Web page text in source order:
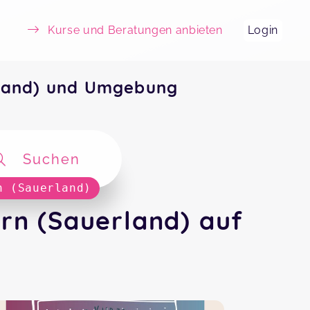
Kurse und Beratungen anbieten Login
und Umgebung
Suchen
(Sauerland)
(Sauerland) auf